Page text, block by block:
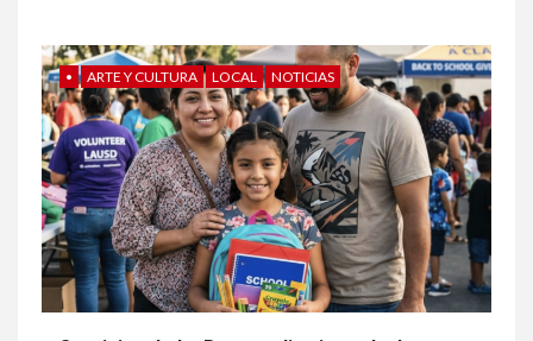
• ARTE Y CULTURA LOCAL NOTICIAS